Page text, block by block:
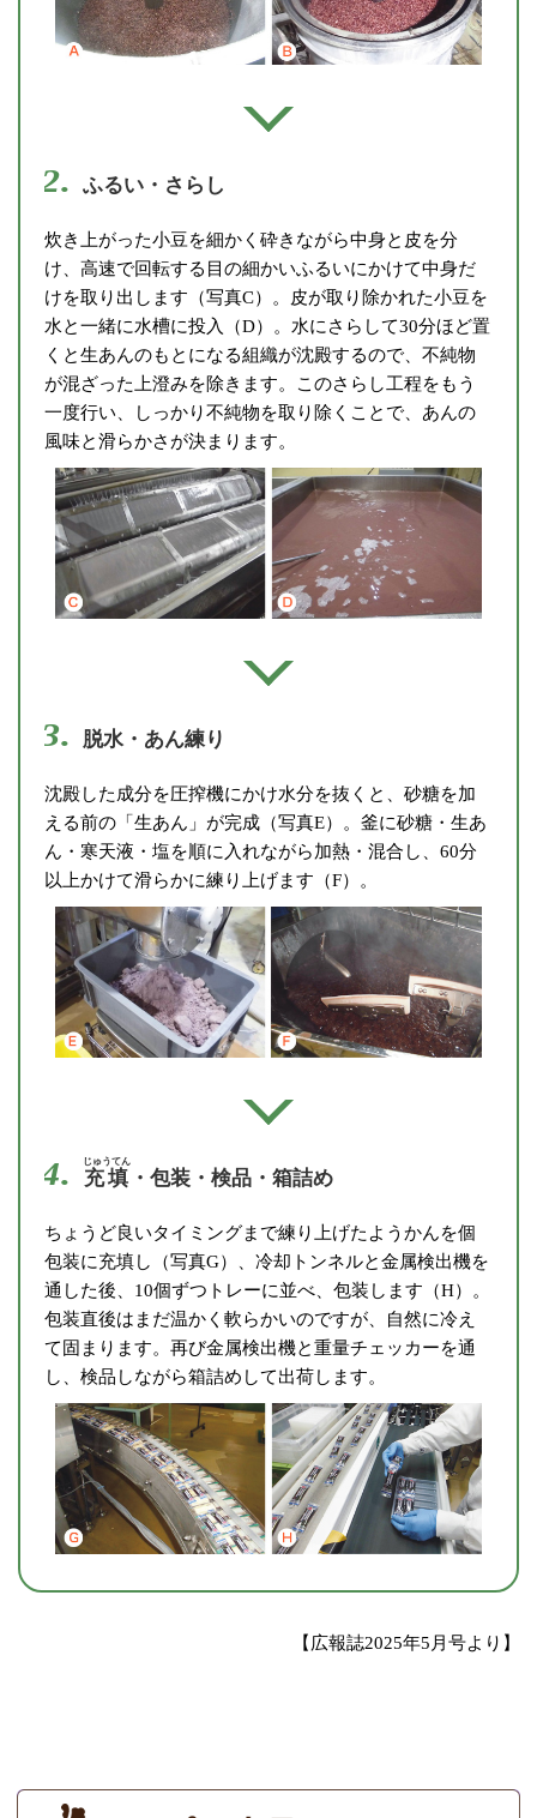
2. ふるい・さらし
炊き上がった小豆を細かく砕きながら中身と皮を分
け、高速で回転する目の細かいふるいにかけて中身だ
けを取り出します（写真C）。皮が取り除かれた小豆を
水と一緒に水槽に投入（D）。水にさらして30分ほど置
くと生あんのもとになる組織が沈殿するので、不純物
が混ざった上澄みを除きます。このさらし工程をもう
一度行い、しっかり不純物を取り除くことで、あんの
風味と滑らかさが決まります。
3. 脱水・あん練り
沈殿した成分を圧搾機にかけ水分を抜くと、砂糖を加
える前の「生あん」が完成（写真E）。釜に砂糖・生あ
ん・寒天液・塩を順に入れながら加熱・混合し、60分
以上かけて滑らかに練り上げます（F）。
4. 充填
じゅうてん
・包装・検品・箱詰め
ちょうど良いタイミングまで練り上げたようかんを個
包装に充填し（写真G）、冷却トンネルと金属検出機を
通した後、10個ずつトレーに並べ、包装します（H）。
包装直後はまだ温かく軟らかいのですが、自然に冷え
て固まります。再び金属検出機と重量チェッカーを通
し、検品しながら箱詰めして出荷します。
【広報誌2025年5月号より】